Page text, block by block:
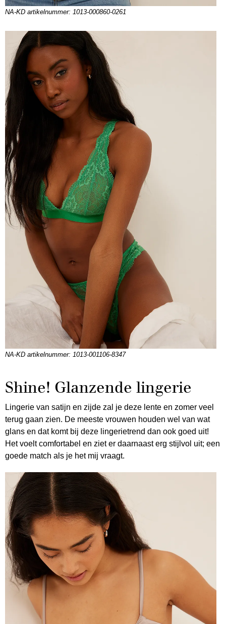
NA-KD artikelnummer: 1013-000860-0261
NA-KD artikelnummer: 1013-001106-8347
Shine! Glanzende lingerie
Lingerie van satijn en zijde zal je deze lente en zomer veel
terug gaan zien. De meeste vrouwen houden wel van wat
glans en dat komt bij deze lingerietrend dan ook goed uit!
Het voelt comfortabel en ziet er daarnaast erg stijlvol uit; een
goede match als je het mij vraagt.